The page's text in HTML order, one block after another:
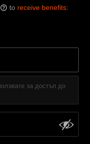
? to receive benefits:
за достъп до